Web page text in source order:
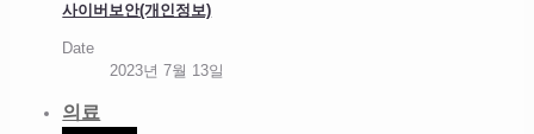
사이버보안(개인정보)
Date
2023년 7월 13일
의료